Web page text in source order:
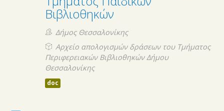
Βιβλιοθηκών
Δήμος Θεσσαλονίκης
Αρχείο απολογισμών δράσεων του Τμήματος
Περιφερειακών Βιβλιοθηκών Δήμου
Θεσσαλονίκης
doc